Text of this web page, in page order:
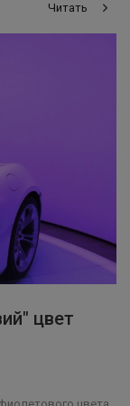
Читать
цвет